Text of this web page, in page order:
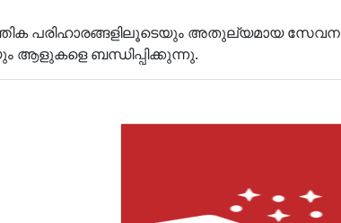
പരിഹാരങ്ങളിലൂടെയും അതുല്യമായ സേവന
ആളുകളെ ബന്ധിപ്പിക്കുന്നു.